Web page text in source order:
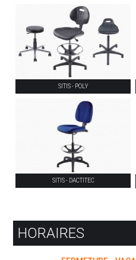
SITIS - POLY
SITIS - DACTITEC
HORAIRES